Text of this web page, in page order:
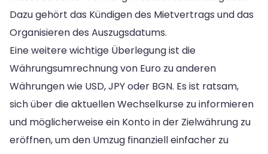
Dazu gehört das Kündigen des Mietvertrags und das
Organisieren des Auszugsdatums.
Eine weitere wichtige Überlegung ist die
Währungsumrechnung von Euro zu anderen
Währungen wie USD, JPY oder BGN. Es ist ratsam,
sich über die aktuellen Wechselkurse zu informieren
und möglicherweise ein Konto in der Zielwährung zu
eröffnen, um den Umzug finanziell einfacher zu